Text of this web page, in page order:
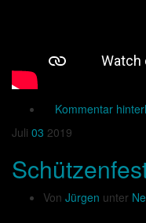
Kommentar
Juli 03 2019
Von Jürgen unter